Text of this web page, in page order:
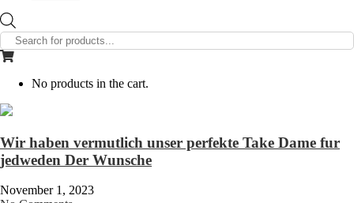
search
No products in the cart.
Wir haben vermutlich unser perfekte Take Dame fur
jedweden Der Wunsche
November 1, 2023